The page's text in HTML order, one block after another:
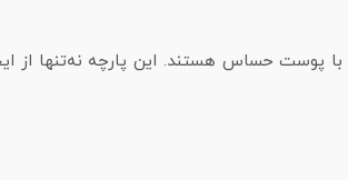
با پوست حساس هستند. این پارچه نه‌تنها از